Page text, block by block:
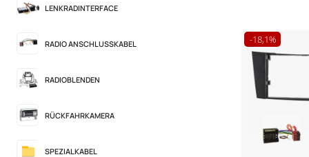
LENKRADINTERFACE
RADIO ANSCHLUSSKABEL
RADIOBLENDEN
RÜCKFAHRKAMERA
SPEZIALKABEL
-18,1%